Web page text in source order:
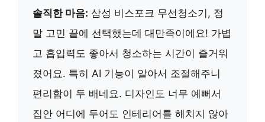
솔직한 마음: 삼성 비스포크 무선청소기, 정
말 고민 끝에 선택했는데 대만족이에요! 가볍
고 흡입력도 좋아서 청소하는 시간이 즐거워
졌어요. 특히 AI 기능이 알아서 조절해주니
편리함이 두 배네요. 디자인도 너무 예뻐서
집안 어디에 두어도 인테리어를 해치지 않아